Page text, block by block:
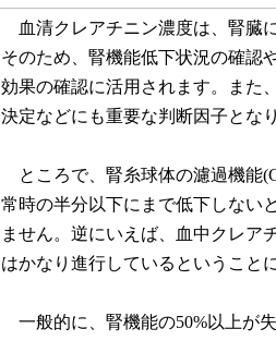
血清クレアチニン濃度は、腎臓
そのため、腎機能低下状況の確認
効果の確認に活用されます。また
決定などにも重要な判断因子とな
ところで、腎糸球体の濾過機能
常時の半分以下にまで低下しない
ません。逆にいえば、血中クレア
はかなり進行しているということ
一般的に、腎機能の50%以上が